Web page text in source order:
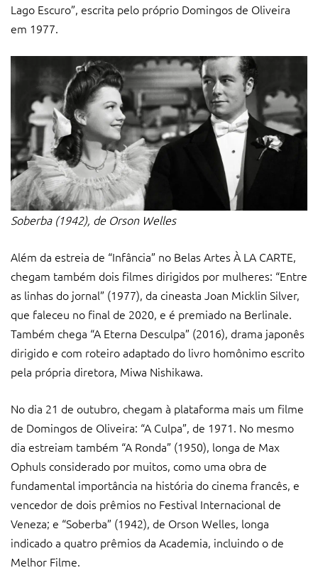
Lago Escuro”, escrita pelo próprio Domingos de Oliveira
em 1977.
Soberba (1942), de Orson Welles
Além da estreia de “Infância” no Belas Artes À LA CARTE,
chegam também dois filmes dirigidos por mulheres: “Entre
as linhas do jornal” (1977), da cineasta Joan Micklin Silver,
que faleceu no final de 2020, e é premiado na Berlinale.
Também chega “A Eterna Desculpa” (2016), drama japonês
dirigido e com roteiro adaptado do livro homônimo escrito
pela própria diretora, Miwa Nishikawa.
No dia 21 de outubro, chegam à plataforma mais um filme
de Domingos de Oliveira: “A Culpa”, de 1971. No mesmo
dia estreiam também “A Ronda” (1950), longa de Max
Ophuls considerado por muitos, como uma obra de
fundamental importância na história do cinema francês, e
vencedor de dois prêmios no Festival Internacional de
Veneza; e “Soberba” (1942), de Orson Welles, longa
indicado a quatro prêmios da Academia, incluindo o de
Melhor Filme.